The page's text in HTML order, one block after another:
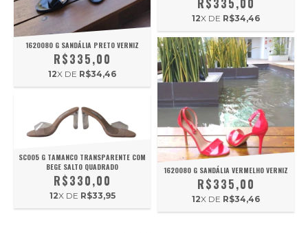
1620080 G SANDÁLIA PRETO VERNIZ
R$335,00
12X DE R$34,46
12X DE R$34,46
SC005 G TAMANCO TRANSPARENTE COM
BEGE SALTO QUADRADO
R$330,00
12X DE R$33,95
1620080 G SANDÁLIA VERMELHO VERNIZ
R$335,00
12X DE R$34,46